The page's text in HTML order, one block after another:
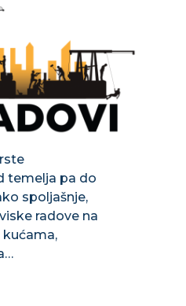
temelja pa do
spoljašnje,
radove na